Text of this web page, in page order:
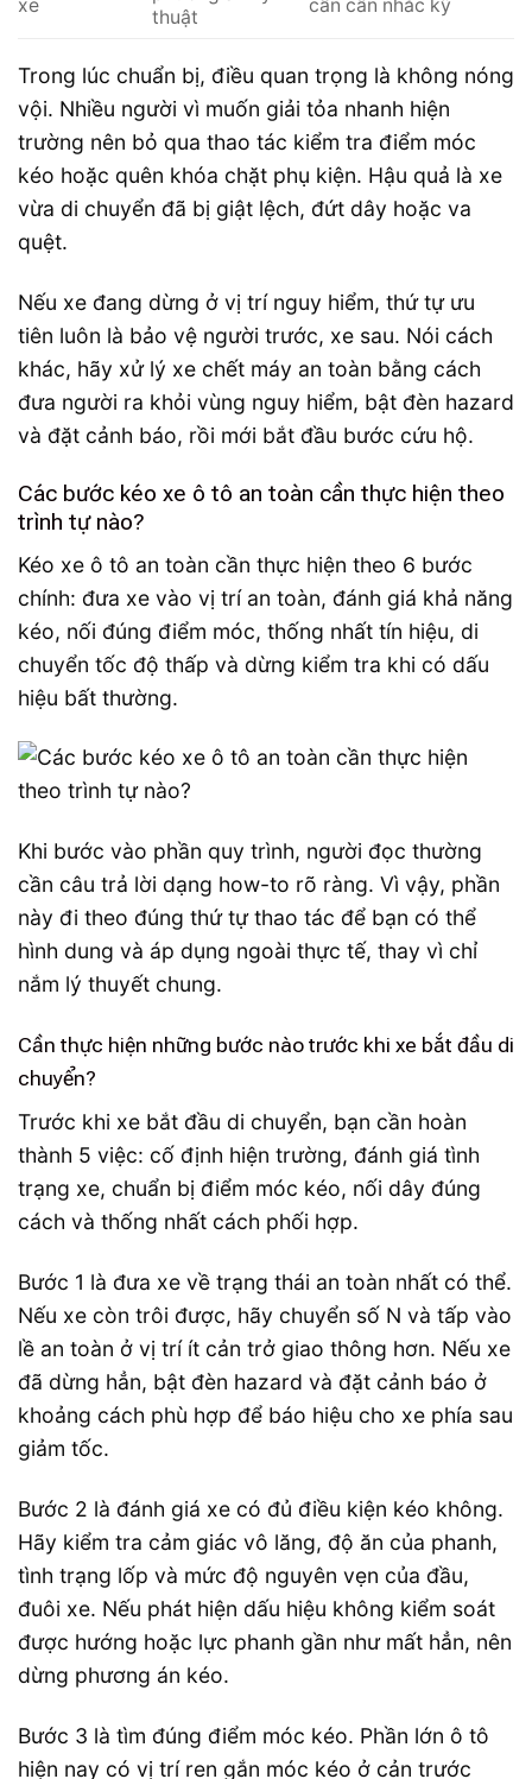
xe
thuật
cần cân nhắc kỹ
Trong lúc chuẩn bị, điều quan trọng là không nóng
vội. Nhiều người vì muốn giải tỏa nhanh hiện
trường nên bỏ qua thao tác kiểm tra điểm móc
kéo hoặc quên khóa chặt phụ kiện. Hậu quả là xe
vừa di chuyển đã bị giật lệch, đứt dây hoặc va
quệt.
Nếu xe đang dừng ở vị trí nguy hiểm, thứ tự ưu
tiên luôn là bảo vệ người trước, xe sau. Nói cách
khác, hãy xử lý xe chết máy an toàn bằng cách
đưa người ra khỏi vùng nguy hiểm, bật đèn hazard
và đặt cảnh báo, rồi mới bắt đầu bước cứu hộ.
Các bước kéo xe ô tô an toàn cần thực hiện theo
trình tự nào?
Kéo xe ô tô an toàn cần thực hiện theo 6 bước
chính: đưa xe vào vị trí an toàn, đánh giá khả năng
kéo, nối đúng điểm móc, thống nhất tín hiệu, di
chuyển tốc độ thấp và dừng kiểm tra khi có dấu
hiệu bất thường.
Khi bước vào phần quy trình, người đọc thường
cần câu trả lời dạng how-to rõ ràng. Vì vậy, phần
này đi theo đúng thứ tự thao tác để bạn có thể
hình dung và áp dụng ngoài thực tế, thay vì chỉ
nắm lý thuyết chung.
Cần thực hiện những bước nào trước khi xe bắt đầu di
chuyển?
Trước khi xe bắt đầu di chuyển, bạn cần hoàn
thành 5 việc: cố định hiện trường, đánh giá tình
trạng xe, chuẩn bị điểm móc kéo, nối dây đúng
cách và thống nhất cách phối hợp.
Bước 1 là đưa xe về trạng thái an toàn nhất có thể.
Nếu xe còn trôi được, hãy chuyển số N và tấp vào
lề an toàn ở vị trí ít cản trở giao thông hơn. Nếu xe
đã dừng hẳn, bật đèn hazard và đặt cảnh báo ở
khoảng cách phù hợp để báo hiệu cho xe phía sau
giảm tốc.
Bước 2 là đánh giá xe có đủ điều kiện kéo không.
Hãy kiểm tra cảm giác vô lăng, độ ăn của phanh,
tình trạng lốp và mức độ nguyên vẹn của đầu,
đuôi xe. Nếu phát hiện dấu hiệu không kiểm soát
được hướng hoặc lực phanh gần như mất hẳn, nên
dừng phương án kéo.
Bước 3 là tìm đúng điểm móc kéo. Phần lớn ô tô
hiện nay có vị trí ren gắn móc kéo ở cản trước